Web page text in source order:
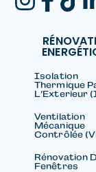
Isolation
Thermique
L’Exterieur
Ventilation
Mécanique
Contrôlée
Rénovation
Fenêtres